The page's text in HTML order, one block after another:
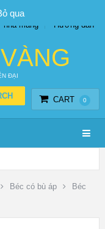
tưới
nhà màng Hướng dẫn
ĐẠI
CART 0
Béc có bù áp
Béc
qua